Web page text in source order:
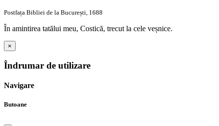
Postfața Bibliei de la București, 1688
În amintirea tatălui meu, Costică, trecut la cele veșnice.
×
Îndrumar de utilizare
Navigare
Butoane